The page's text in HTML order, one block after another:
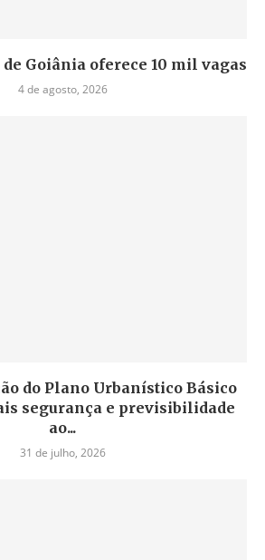
Goiânia oferece 10 mil vagas
4 de agosto, 2026
do Plano Urbanístico Básico
segurança e previsibilidade
ao...
31 de julho, 2026